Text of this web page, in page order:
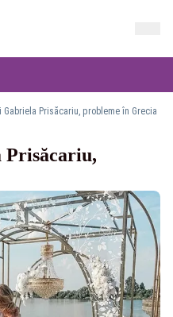
Gabriela Prisăcariu, probleme în Grecia
Prisăcariu,